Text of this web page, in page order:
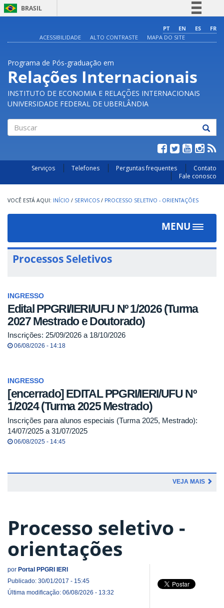
BRASIL
Comunica BR
Acesso à informação
Legislação
PT EN ES
FR
ACESSIBILIDADE
ALTO CONTRASTE MAPA DO SITE
Programa de Pós-graduação em
Relações Internacionais
INSTITUTO DE ECONOMIA E RELAÇÕES INTERNACIONAIS
UNIVERSIDADE FEDERAL DE UBERLÂNDIA
Serviços Telefones Perguntas frequentes
Contato
Fale conosco
INÍCIO / SERVICOS / PROCESSO SELETIVO - ORIENTAÇÕES
MENU
Toggle
Processos Seletivos
INGRESSO
Edital PPGRI/IERI/UFU Nº 1/2026 (Turma
2027 Mestrado e Doutorado)
Inscrições: 25/09/2026 a 18/10/2026
06/08/2026 - 14:18
INGRESSO
[encerrado] EDITAL PPGRI/IERI/UFU Nº
1/2024 (Turma 2025 Mestrado)
Inscrições para alunos especiais (Turma 2025, Mestrado):
14/07/2025 a 31/07/2025
06/08/2025 - 14:45
VEJA MAIS
Processo seletivo -
orientações
por Portal PPGRI IERI
Publicado: 30/01/2017 - 15:45
Última modificação: 06/08/2026 - 13:32